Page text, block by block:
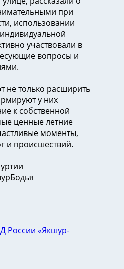
при
использовании
участвовали в
вопросы и
не только расширить
у них
к собственной
ценные летние
моменты,
и происшествий.
России «Якшур-